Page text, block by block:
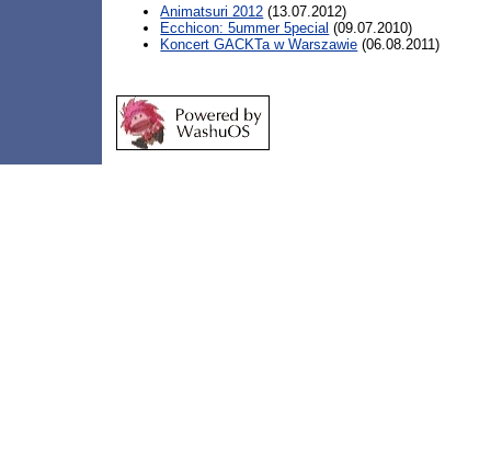
Animatsuri 2012 (13.07.2012)
Ecchicon: 5ummer 5pecial (09.07.2010)
Koncert GACKTa w Warszawie (06.08.2011)